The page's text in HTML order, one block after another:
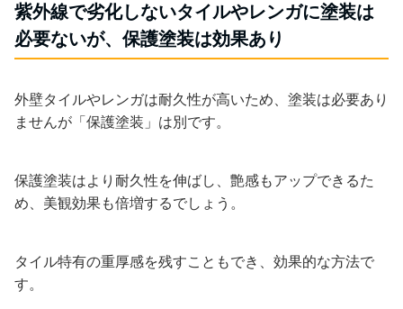
紫外線で劣化しないタイルやレンガに塗装は
必要ないが、保護塗装は効果あり
外壁タイルやレンガは耐久性が高いため、塗装は必要あり
ませんが「保護塗装」は別です。
保護塗装はより耐久性を伸ばし、艶感もアップできるた
め、美観効果も倍増するでしょう。
タイル特有の重厚感を残すこともでき、効果的な方法で
す。